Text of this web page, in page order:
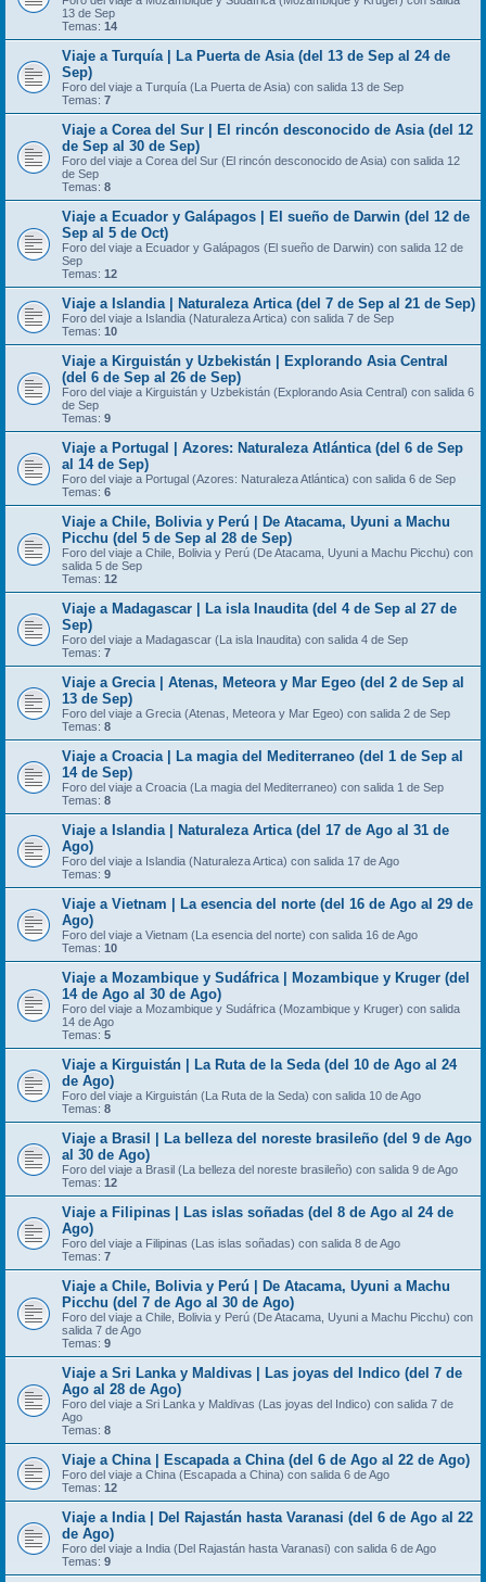
13 de Sep
Temas: 14
Viaje a Turquía | La Puerta de Asia (del 13 de Sep al 24 de
Sep)
Foro del viaje a Turquía (La Puerta de Asia) con salida 13 de Sep
Temas: 7
Viaje a Corea del Sur | El rincón desconocido de Asia (del 12
de Sep al 30 de Sep)
Foro del viaje a Corea del Sur (El rincón desconocido de Asia) con salida 12
de Sep
Temas: 8
Viaje a Ecuador y Galápagos | El sueño de Darwin (del 12 de
Sep al 5 de Oct)
Foro del viaje a Ecuador y Galápagos (El sueño de Darwin) con salida 12 de
Sep
Temas: 12
Viaje a Islandia | Naturaleza Artica (del 7 de Sep al 21 de Sep)
Foro del viaje a Islandia (Naturaleza Artica) con salida 7 de Sep
Temas: 10
Viaje a Kirguistán y Uzbekistán | Explorando Asia Central
(del 6 de Sep al 26 de Sep)
Foro del viaje a Kirguistán y Uzbekistán (Explorando Asia Central) con salida 6
de Sep
Temas: 9
Viaje a Portugal | Azores: Naturaleza Atlántica (del 6 de Sep
al 14 de Sep)
Foro del viaje a Portugal (Azores: Naturaleza Atlántica) con salida 6 de Sep
Temas: 6
Viaje a Chile, Bolivia y Perú | De Atacama, Uyuni a Machu
Picchu (del 5 de Sep al 28 de Sep)
Foro del viaje a Chile, Bolivia y Perú (De Atacama, Uyuni a Machu Picchu) con
salida 5 de Sep
Temas: 12
Viaje a Madagascar | La isla Inaudita (del 4 de Sep al 27 de
Sep)
Foro del viaje a Madagascar (La isla Inaudita) con salida 4 de Sep
Temas: 7
Viaje a Grecia | Atenas, Meteora y Mar Egeo (del 2 de Sep al
13 de Sep)
Foro del viaje a Grecia (Atenas, Meteora y Mar Egeo) con salida 2 de Sep
Temas: 8
Viaje a Croacia | La magia del Mediterraneo (del 1 de Sep al
14 de Sep)
Foro del viaje a Croacia (La magia del Mediterraneo) con salida 1 de Sep
Temas: 8
Viaje a Islandia | Naturaleza Artica (del 17 de Ago al 31 de
Ago)
Foro del viaje a Islandia (Naturaleza Artica) con salida 17 de Ago
Temas: 9
Viaje a Vietnam | La esencia del norte (del 16 de Ago al 29 de
Ago)
Foro del viaje a Vietnam (La esencia del norte) con salida 16 de Ago
Temas: 10
Viaje a Mozambique y Sudáfrica | Mozambique y Kruger (del
14 de Ago al 30 de Ago)
Foro del viaje a Mozambique y Sudáfrica (Mozambique y Kruger) con salida
14 de Ago
Temas: 5
Viaje a Kirguistán | La Ruta de la Seda (del 10 de Ago al 24
de Ago)
Foro del viaje a Kirguistán (La Ruta de la Seda) con salida 10 de Ago
Temas: 8
Viaje a Brasil | La belleza del noreste brasileño (del 9 de Ago
al 30 de Ago)
Foro del viaje a Brasil (La belleza del noreste brasileño) con salida 9 de Ago
Temas: 12
Viaje a Filipinas | Las islas soñadas (del 8 de Ago al 24 de
Ago)
Foro del viaje a Filipinas (Las islas soñadas) con salida 8 de Ago
Temas: 7
Viaje a Chile, Bolivia y Perú | De Atacama, Uyuni a Machu
Picchu (del 7 de Ago al 30 de Ago)
Foro del viaje a Chile, Bolivia y Perú (De Atacama, Uyuni a Machu Picchu) con
salida 7 de Ago
Temas: 9
Viaje a Sri Lanka y Maldivas | Las joyas del Indico (del 7 de
Ago al 28 de Ago)
Foro del viaje a Sri Lanka y Maldivas (Las joyas del Indico) con salida 7 de
Ago
Temas: 8
Viaje a China | Escapada a China (del 6 de Ago al 22 de Ago)
Foro del viaje a China (Escapada a China) con salida 6 de Ago
Temas: 12
Viaje a India | Del Rajastán hasta Varanasi (del 6 de Ago al 22
de Ago)
Foro del viaje a India (Del Rajastán hasta Varanasi) con salida 6 de Ago
Temas: 9